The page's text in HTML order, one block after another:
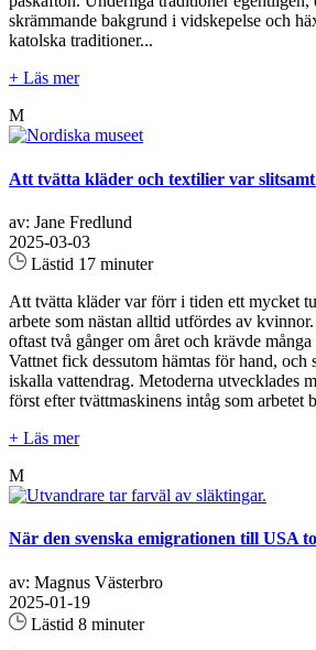
skrämmande bakgrund i vidskepelse och
katolska traditioner...
+ Läs mer
M
Att tvätta kläder och textilier var
av: Jane Fredlund
2025-03-03
Lästid 17 minuter
Att tvätta kläder var förr i tiden ett mycket
arbete som nästan alltid utfördes av
oftast två gånger om året och krävde
Vattnet fick dessutom hämtas för hand, och
iskalla vattendrag. Metoderna utvecklades
först efter tvättmaskinens intåg som arbetet
+ Läs mer
M
När den svenska emigrationen till USA
av: Magnus Västerbro
2025-01-19
Lästid 8 minuter